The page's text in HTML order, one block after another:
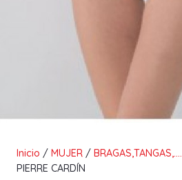
Inicio / MUJER / BRAGAS,TANGAS,....
PIERRE CARDÍN